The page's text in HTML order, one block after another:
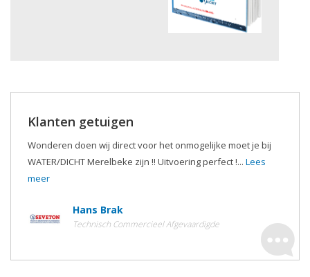
Klanten getuigen
Wonderen doen wij direct voor het onmogelijke moet je bij
WATER/DICHT Merelbeke zijn !! Uitvoering perfect !... Lees
meer
Hans Brak
Technisch Commercieel Afgevaardigde